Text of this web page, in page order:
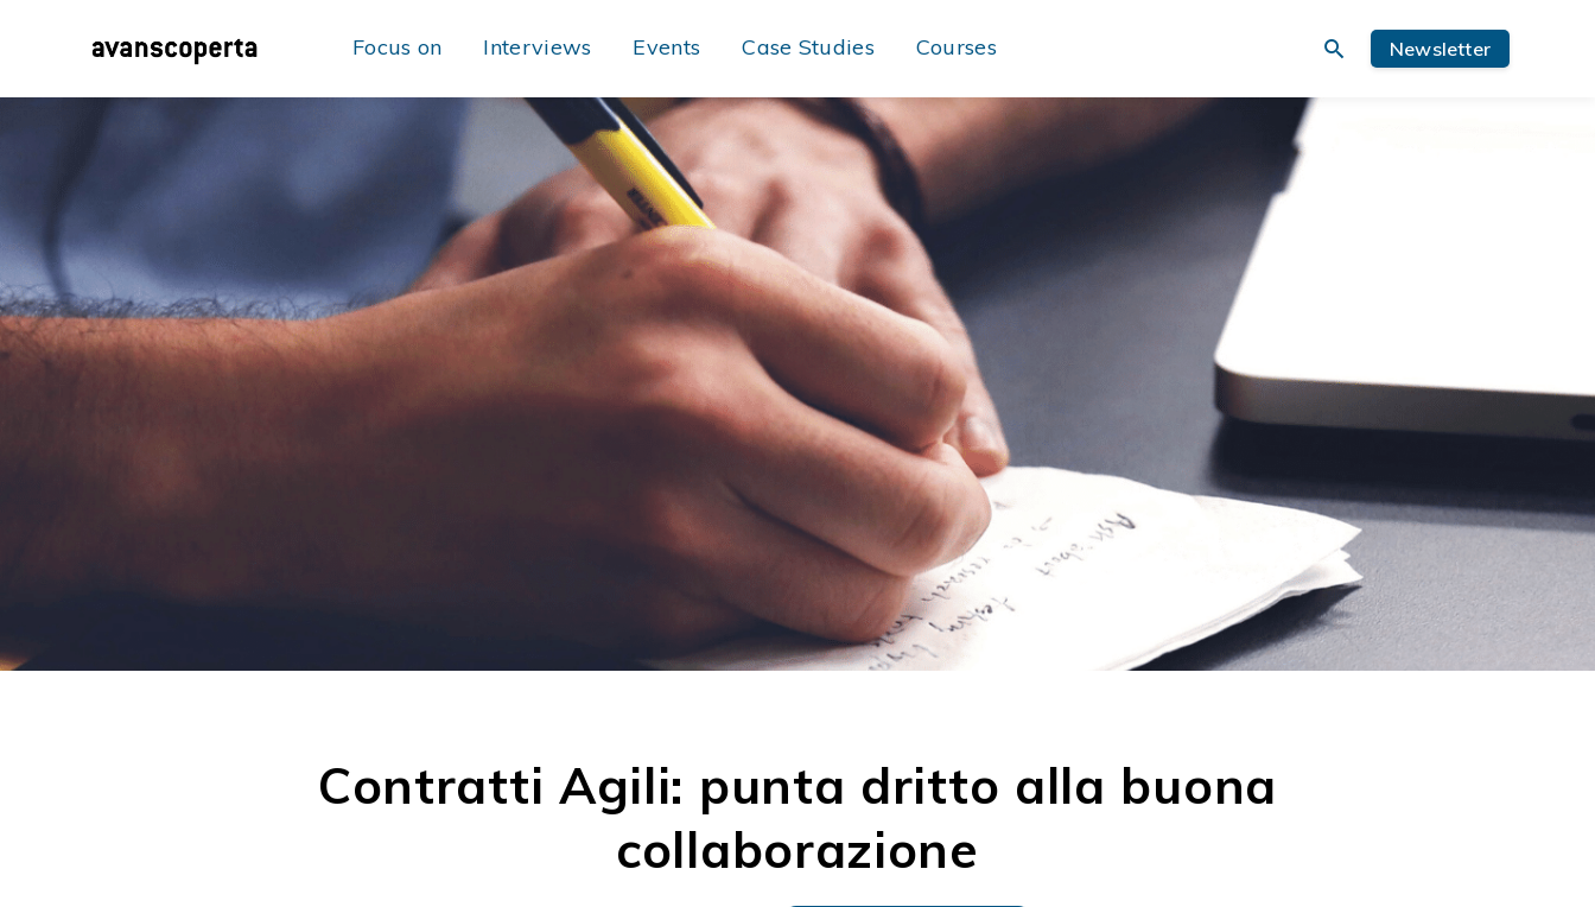
Focus on Interviews Events Case Studies Courses Newsletter
Contratti Agili: punta dritto alla buona
collaborazione